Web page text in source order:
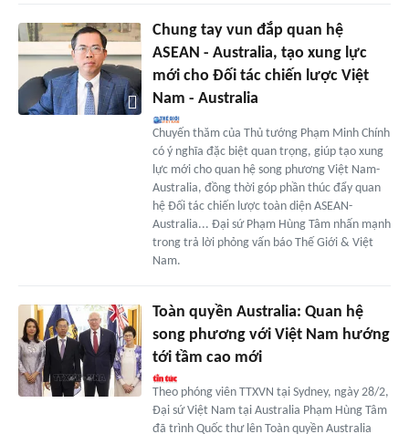
Chung tay vun đắp quan hệ
ASEAN - Australia, tạo xung lực
mới cho Đối tác chiến lược Việt
Nam - Australia
Chuyến thăm của Thủ tướng Phạm Minh Chính
có ý nghĩa đặc biệt quan trọng, giúp tạo xung
lực mới cho quan hệ song phương Việt Nam-
Australia, đồng thời góp phần thúc đẩy quan
hệ Đối tác chiến lược toàn diện ASEAN-
Australia... Đại sứ Phạm Hùng Tâm nhấn mạnh
trong trả lời phỏng vấn báo Thế Giới & Việt
Nam.
Toàn quyền Australia: Quan hệ
song phương với Việt Nam hướng
tới tầm cao mới
Theo phóng viên TTXVN tại Sydney, ngày 28/2,
Đại sứ Việt Nam tại Australia Phạm Hùng Tâm
đã trình Quốc thư lên Toàn quyền Australia